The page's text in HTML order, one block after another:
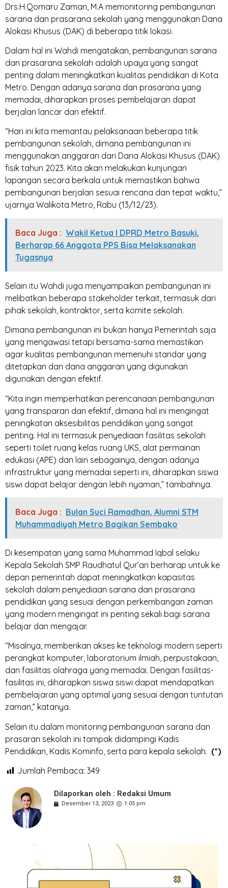
Drs.H.Qomaru Zaman, M.A memonitoring pembangunan
sarana dan prasarana sekolah yang menggunakan Dana
Alokasi Khusus (DAK) di beberapa titik lokasi.
Dalam hal ini Wahdi mengatakan, pembangunan sarana
dan prasarana sekolah adalah upaya yang sangat
penting dalam meningkatkan kualitas pendidikan di Kota
Metro. Dengan adanya sarana dan prasarana yang
memadai, diharapkan proses pembelajaran dapat
berjalan lancar dan efektif.
“Hari ini kita memantau pelaksanaan beberapa titik
pembangunan sekolah, dimana pembangunan ini
menggunakan anggaran dari Dana Alokasi Khusus (DAK)
fisik tahun 2023. Kita akan melakukan kunjungan
lapangan secara berkala untuk memastikan bahwa
pembangunan berjalan sesuai rencana dan tepat waktu,”
ujarnya Walikota Metro, Rabu (13/12/23).
Baca Juga : Wakil Ketua I DPRD Metro Basuki,
Berharap 66 Anggota PPS Bisa Melaksanakan
Tugasnya
Selain itu Wahdi juga menyampaikan pembangunan ini
melibatkan beberapa stakeholder terkait, termasuk dari
pihak sekolah, kontraktor, serta komite sekolah.
Dimana pembangunan ini bukan hanya Pemerintah saja
yang mengawasi tetapi bersama-sama memastikan
agar kualitas pembangunan memenuhi standar yang
ditetapkan dan dana anggaran yang digunakan
digunakan dengan efektif.
“Kita ingin memperhatikan perencanaan pembangunan
yang transparan dan efektif, dimana hal ini mengingat
peningkatan aksesibilitas pendidikan yang sangat
penting. Hal ini termasuk penyediaan fasilitas sekolah
seperti toilet ruang kelas ruang UKS, alat permainan
edukasi (APE) dan lain sebagainya, dengan adanya
infrastruktur yang memadai seperti ini, diharapkan siswa
siswi dapat belajar dengan lebih nyaman,” tambahnya.
Baca Juga : Bulan Suci Ramadhan, Alumni STM
Muhammadiyah Metro Bagikan Sembako
Di kesempatan yang sama Muhammad Iqbal selaku
Kepala Sekolah SMP Raudhatul Qur’an berharap untuk ke
depan pemerintah dapat meningkatkan kapasitas
sekolah dalam penyediaan sarana dan prasarana
pendidikan yang sesuai dengan perkembangan zaman
yang modern mengingat ini penting sekali bagi sarana
belajar dan mengajar.
“Misalnya, memberikan akses ke teknologi modern seperti
perangkat komputer, laboratorium ilmiah, perpustakaan,
dan fasilitas olahraga yang memadai. Dengan fasilitas-
fasilitas ini, diharapkan siswa siswi dapat mendapatkan
pembelajaran yang optimal yang sesuai dengan tuntutan
zaman,” katanya.
Selain itu dalam monitoring pembangunan sarana dan
prasaran sekolah ini tampak didampingi Kadis
Pendidikan, Kadis Kominfo, serta para kepala sekolah. (*)
Jumlah Pembaca: 349
Dilaporkan oleh : Redaksi Umum
Desember 13, 2023 1:05 pm